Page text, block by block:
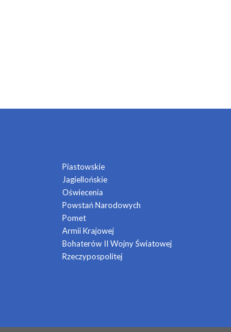
Piastowskie
Jagiellońskie
Oświecenia
Powstań Narodowych
Pomet
Armii Krajowej
Bohaterów II Wojny Światowej
Rzeczypospolitej